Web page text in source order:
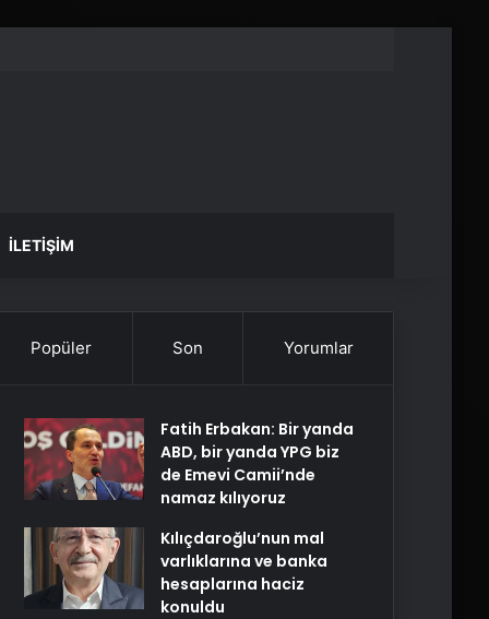
İLETIŞIM
Popüler Son Yorumlar
Fatih Erbakan: Bir yanda
ABD, bir yanda YPG biz
de Emevi Camii’nde
namaz kılıyoruz
Kılıçdaroğlu’nun mal
varlıklarına ve banka
hesaplarına haciz
konuldu